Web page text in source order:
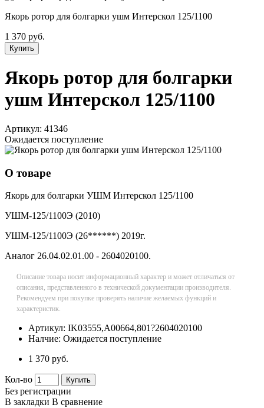
Якорь ротор для болгарки ушм Интерскол 125/1100
1 370 руб.
Купить
Якорь ротор для болгарки
ушм Интерскол 125/1100
Артикул: 41346
Ожидается поступление
О товаре
Якорь для болгарки УШМ Интерскол 125/1100
УШМ-125/1100Э (2010)
УШМ-125/1100Э (26******) 2019г.
Аналог 26.04.02.01.00 - 2604020100.
Описание товара носит информационный характер и может отличаться от
описания, представленного в технической документации производителя.
Рекомендуем при покупке проверять наличие желаемых функций и
характеристик.
Артикул: IK03555,A00664,801?2604020100
Налчие: Ожидается поступление
1 370 руб.
Кол-во Купить
Без регистрации
В закладки В сравнение